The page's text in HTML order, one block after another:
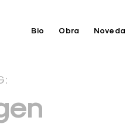
Bio Obra